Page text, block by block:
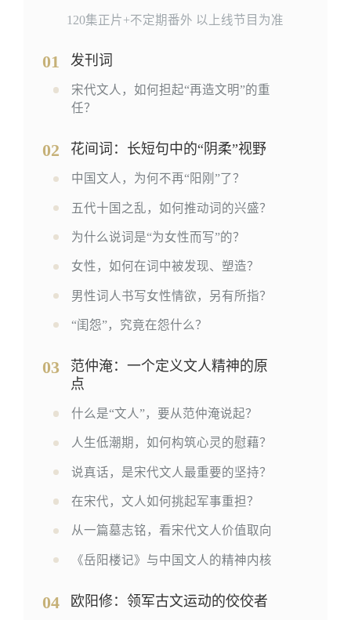
120集正片+不定期番外 以上线节目为准
01 发刊词
宋代文人，如何担起“再造文明”的重
任？
02 花间词：长短句中的“阴柔”视野
中国文人，为何不再“阳刚”了？
五代十国之乱，如何推动词的兴盛？
为什么说词是“为女性而写”的？
女性，如何在词中被发现、塑造？
男性词人书写女性情欲，另有所指？
“闺怨”，究竟在怨什么？
03
范仲淹：一个定义文人精神的原
点
什么是“文人”，要从范仲淹说起？
人生低潮期，如何构筑心灵的慰藉？
说真话，是宋代文人最重要的坚持？
在宋代，文人如何挑起军事重担？
从一篇墓志铭，看宋代文人价值取向
《岳阳楼记》与中国文人的精神内核
04 欧阳修：领军古文运动的佼佼者